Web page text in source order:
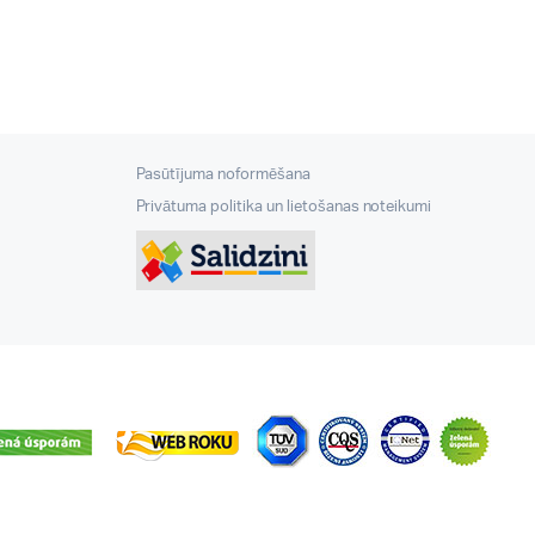
Pasūtījuma noformēšana
Privātuma politika un lietošanas noteikumi